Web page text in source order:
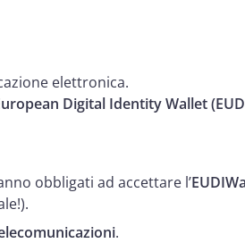
elettronica.
Digital Identity Wallet
obbligati ad accettare l’
.